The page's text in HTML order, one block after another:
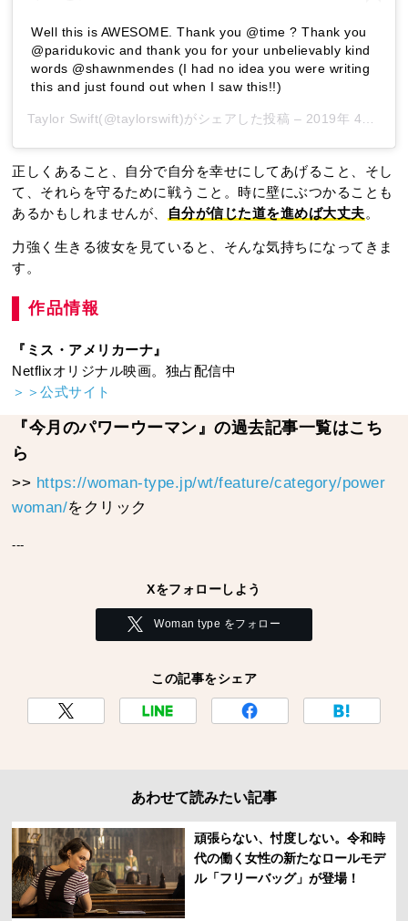
Well this is AWESOME. Thank you @time ? Thank you
@paridukovic and thank you for your unbelievably kind
words @shawnmendes (I had no idea you were writing
this and just found out when I saw this!!)
Taylor Swift(@taylorswift)がシェアした投稿 – 2019年 4月月17日午前9時24分PDT
正しくあること、自分で自分を幸せにしてあげること、そし
て、それらを守るために戦うこと。時に壁にぶつかることも
あるかもしれませんが、
自分が信じた道を進めば大丈夫。
力強く生きる彼女を見ていると、そんな気持ちになってきま
す。
作品情報
『ミス・アメリカーナ』
Netflixオリジナル映画。独占配信中
＞＞公式サイト
『今月のパワーウーマン』の過去記事一覧はこち
ら
>> https://woman-type.jp/wt/feature/category/power
woman/をクリック
---
Xをフォローしよう
Woman type をフォロー
この記事をシェア
あわせて読みたい記事
頑張らない、忖度しない。令和時
代の働く女性の新たなロールモデ
ル「フリーバッグ」が登場！